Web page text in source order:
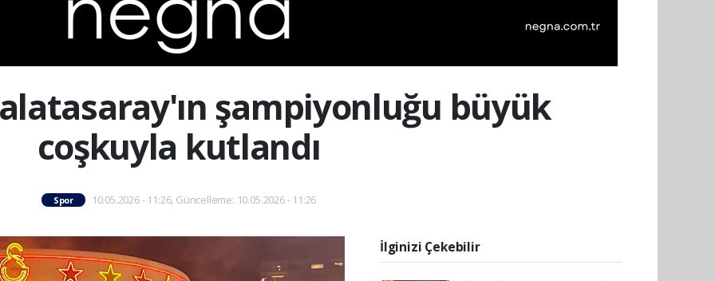
şampiyonluğu büyük
coşkuyla kutlandı
Spor 10.05.2026 - 11:26, Güncelleme: 10.05.2026 - 11:26
İlginizi Çekebilir